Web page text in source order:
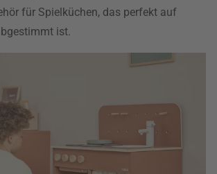
für Spielküchen, das perfekt auf
ist.